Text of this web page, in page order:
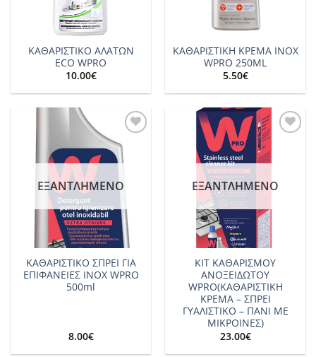
ΚΑΘΑΡΙΣΤΙΚΟ ΑΛΑΤΩΝ
ECO WPRO
10.00€
ΚΑΘΑΡΙΣΤΙΚΗ ΚΡΕΜΑ INOX
WPRO 250ML
5.50€
Add to
wishlist
ΕΞΑΝΤΛΗΜΈΝΟ
ΚΑΘΑΡΙΣΤΙΚΟ ΣΠΡΕΙ ΓΙΑ
ΕΠΙΦΑΝΕΙΕΣ INOX WPRO
500ml
8.00€
wishlist
ΕΞΑΝΤΛΗΜΈΝΟ
ΚΙΤ ΚΑΘΑΡΙΣΜΟΥ
ΑΝΟΞΕΙΔΩΤΟY
WPRO(ΚΑΘΑΡΙΣΤΙΚΗ
ΚΡΕΜΑ – ΣΠΡΕΙ
ΓΥΑΛΙΣΤΙΚΟ – ΠΑΝΙ ΜΕ
ΜΙΚΡΟΙΝΕΣ)
23.00€